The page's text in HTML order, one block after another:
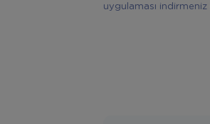
uygulaması